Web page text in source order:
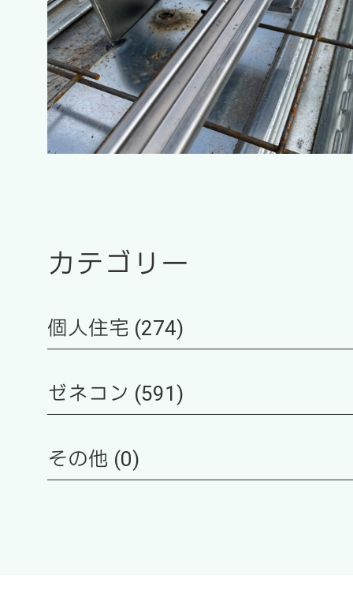
カテゴリー
個人住宅 (274)
ゼネコン (591)
その他 (0)